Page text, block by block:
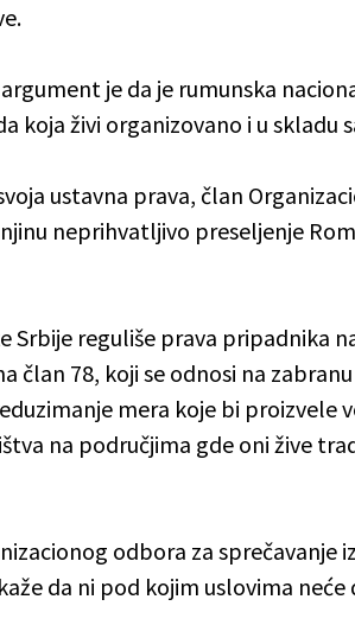
je da je rumunska
koja živi organizovano i u skladu
ustavna prava, član
neprihvatljivo preseljenje
Srbije reguliše prava pripadnika
član 78, koji se odnosi na
mera koje bi proizvele
na područjima gde oni žive
odbora za sprečavanje
da ni pod kojim uslovima